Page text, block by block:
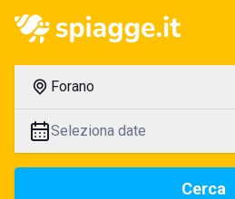
Forano
Seleziona date
Cerca